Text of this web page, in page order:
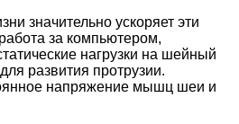
значительно ускоряет эти
за компьютером,
нагрузки на шейный
развития протрузии.
напряжение мышц шеи и